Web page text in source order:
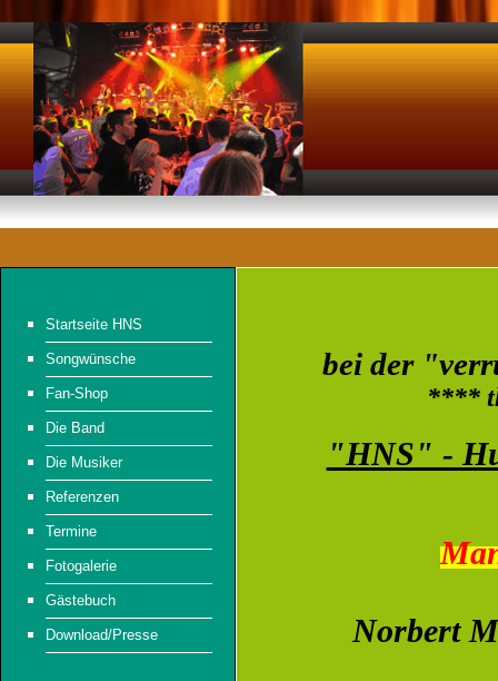
Startseite HNS
Songwünsche
Fan-Shop
Die Band
Die Musiker
Referenzen
Termine
Fotogalerie
Gästebuch
Download/Presse
bei der
****
"HNS" -
Norbert